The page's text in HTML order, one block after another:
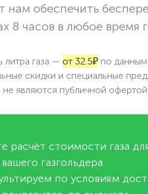
нам обеспечить
8 часов в любое время
газа — от 32.5₽ по данным
скидки и специальные
не являются публичной офертой.
расчёт стоимости газа
газгольдера.
по условиям